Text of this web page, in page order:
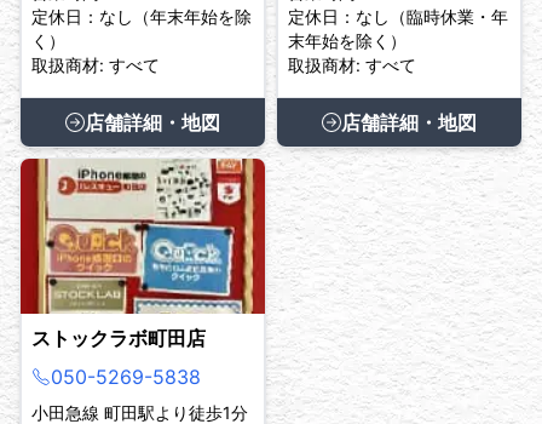
定休日：なし（年末年始を除
く）
取扱商材: すべて
店舗詳細・地図
定休日：なし（臨時休業・年
末年始を除く）
取扱商材: すべて
店舗詳細・地図
ストックラボ町田店
050-5269-5838
小田急線 町田駅より徒歩1分